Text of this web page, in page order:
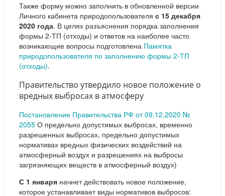
Также форму можно заполнить в обновленной версии
Личного кабинета природопользователя с 15 декабря
2020 года. В целях разъяснения порядка заполнения
формы 2-ТП (отходы) и ответов на наиболее часто
возникающие вопросы подготовлена Памятка
природопользователя по заполнению формы 2-ТП
(отходы).
Правительство утвердило новое положение о
вредных выбросах в атмосферу
Постановление Правительства РФ от 09.12.2020 №
2055 О предельно допустимых выбросах, временно
разрешенных выбросах, предельно допустимых
нормативах вредных физических воздействий на
атмосферный воздух и разрешениях на выбросы
загрязняющих веществ в атмосферный воздух)
С 1 января начнет действовать новое положение,
которое устанавливает виды нормативов выбросов: